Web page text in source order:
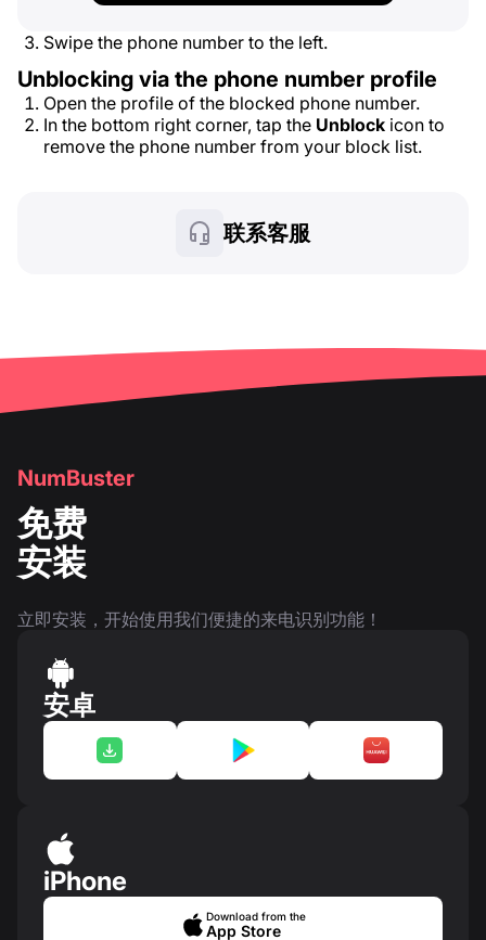
Swipe the phone number to the left.
Unblocking via the phone number profile
Open the profile of the blocked phone number.
In the bottom right corner, tap the Unblock icon to
remove the phone number from your block list.
联系客服
NumBuster
免费
安装
立即安装，开始使用我们便捷的来电识别功能！
安卓
iPhone
Download from the
App Store